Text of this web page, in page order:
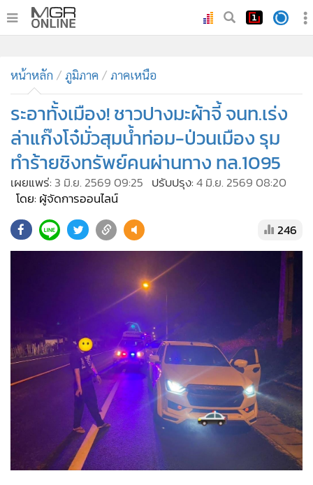
• ทันเหตุการณ์
• ภาคใต้
• ภูมิภาค
• Online Section
• บันเทิง
• ผู้จัดการรายวัน
คอลัมนิสต์
• ละคร
• CbizReview
Good health & Well-being
Green Innovation & SD
• Management & HR
MGR Live
Infographic
ท่องเที่ยว
กีฬา
หน้าหลัก
ระอาทั้งเมือง! ชาวปางมะผ้าจี้ จนท.เร่ง
ล่าแก๊งโจ๋มั่วสุมน้ำท่อม-ป่วนเมือง รุม
ทำร้ายชิงทรัพย์คนผ่านทาง ทล.1095
เผยแพร่:3 มิ.ย. 2569 09:25ปรับปรุง: 4 มิ.ย. 2569 08:20
โดย: ผู้จัดการออนไลน์